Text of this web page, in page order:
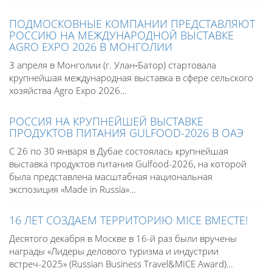
ПОДМОСКОВНЫЕ КОМПАНИИ ПРЕДСТАВЛЯЮТ
РОССИЮ НА МЕЖДУНАРОДНОЙ ВЫСТАВКЕ
AGRO EXPO 2026 В МОНГОЛИИ
3 апреля в Монголии (г. Улан‑Батор) стартовала
крупнейшая международная выставка в сфере сельского
хозяйства Agro Expo 2026…
РОССИЯ НА КРУПНЕЙШЕЙ ВЫСТАВКЕ
ПРОДУКТОВ ПИТАНИЯ GULFOOD-2026 В ОАЭ
С 26 по 30 января в Дубае состоялась крупнейшая
выставка продуктов питания Gulfood-2026, на которой
была представлена масштабная национальная
экспозиция «Made in Russia»…
16 ЛЕТ СОЗДАЕМ ТЕРРИТОРИЮ MICE ВМЕСТЕ!
Десятого декабря в Москве в 16-й раз были вручены
награды «Лидеры делового туризма и индустрии
встреч-2025» (Russian Business Travel&MICE Award)…